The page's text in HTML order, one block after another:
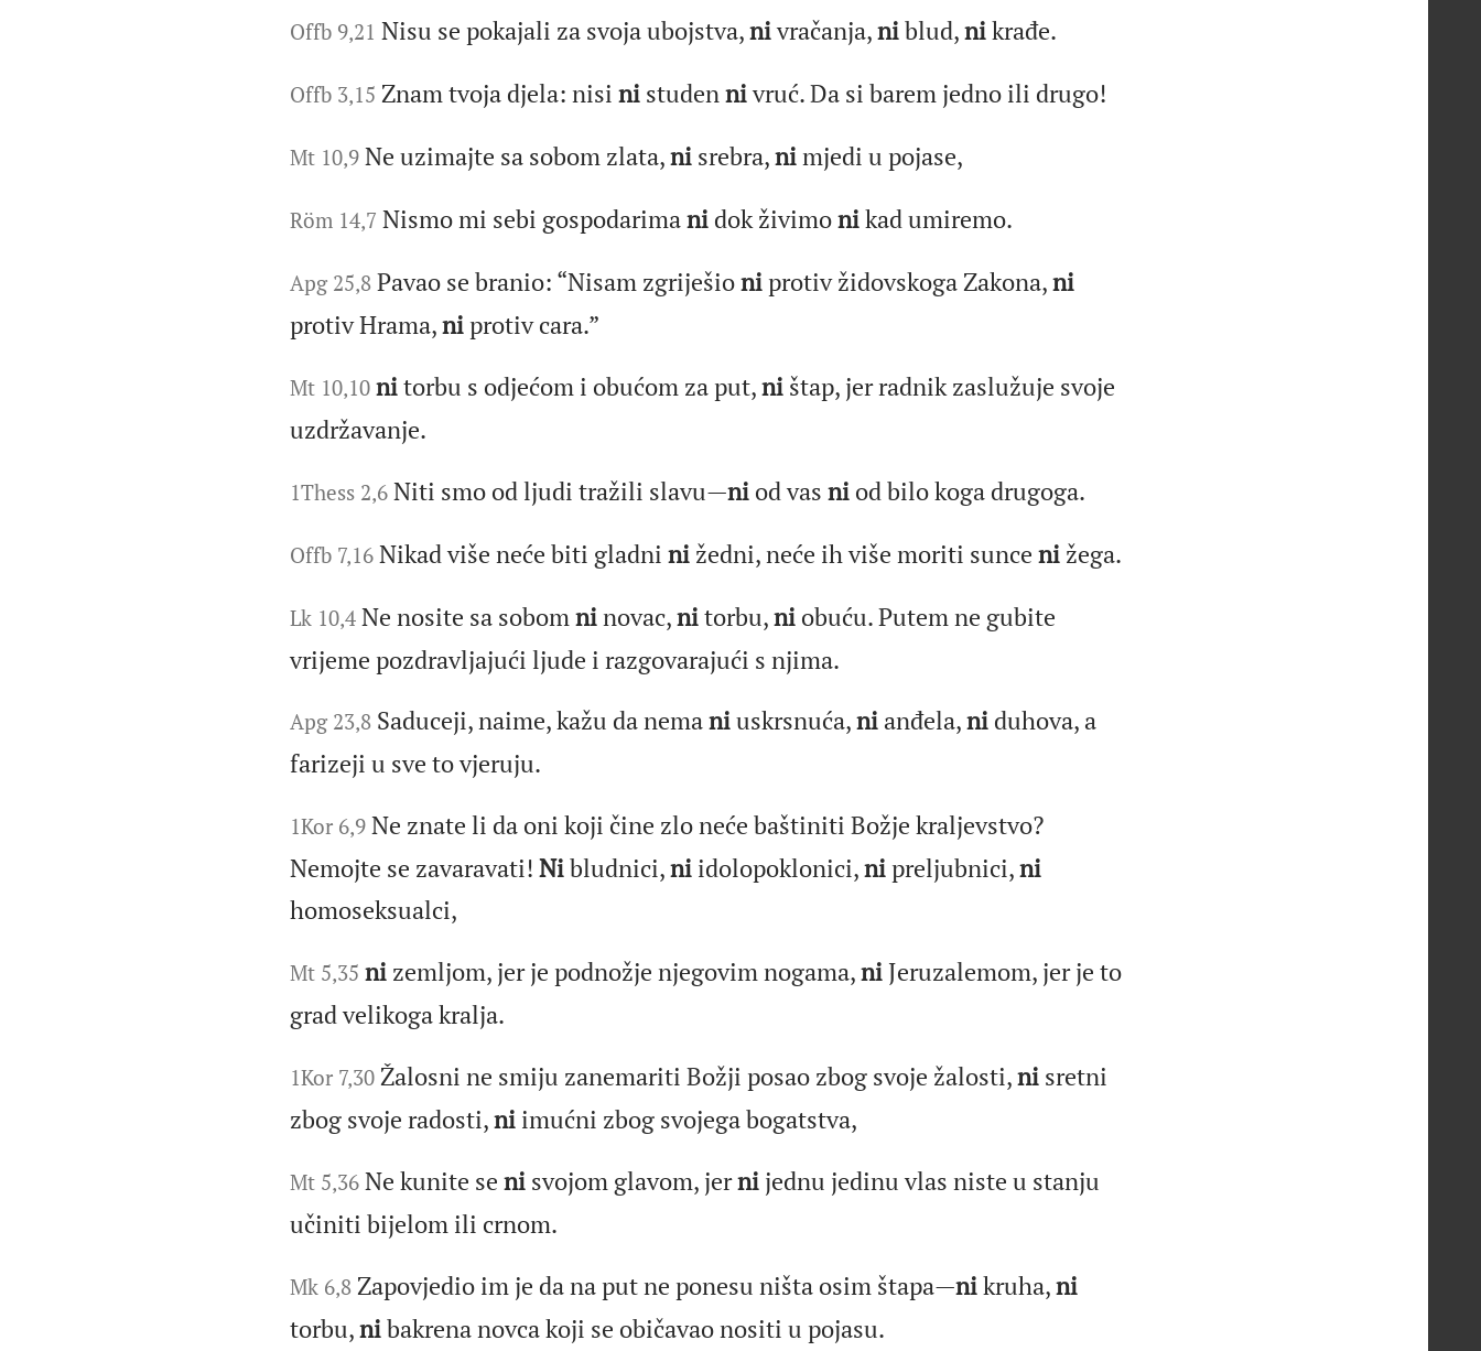
Offb 9,21 Nisu se pokajali za svoja ubojstva,nivračanja,niblud,nikrađe.
Offb 3,15 Znam tvoja djela: nisi nistudennivruć. Da si barem jedno ili drugo!
Mt 10,9 Ne uzimajte sa sobom zlata,nisrebra,nimjedi u pojase,
Röm 14,7 Nismo mi sebi gospodarimanidok živimonikad umiremo.
Apg 25,8 Pavao se branio: “Nisam zgriješioniprotiv židovskoga Zakona,ni
protiv Hrama,niprotiv cara.”
Mt 10,10 nitorbu s odjećom i obućom za put,ništap, jer radnik zaslužuje svoje
uzdržavanje.
1Thess 2,6 Niti smo od ljudi tražili slavu—ni od vas ni od bilo koga drugoga.
Offb 7,16 Nikad više neće biti gladni nižedni, neće ih više moriti sunce nižega.
Lk 10,4 Ne nosite sa sobom ninovac,nitorbu,niobuću. Putem ne gubite
vrijeme pozdravljajući ljude i razgovarajući s njima.
Apg 23,8 Saduceji, naime, kažu da nemaniuskrsnuća,nianđela,niduhova, a
farizeji u sve to vjeruju.
1Kor 6,9 Ne znate li da oni koji čine zlo neće baštiniti Božje kraljevstvo?
Nemojte se zavaravati! Nibludnici,niidolopoklonici,nipreljubnici,ni
homoseksualci,
Mt 5,35 nizemljom, jer je podnožje njegovim nogama,niJeruzalemom, jer je to
grad velikoga kralja.
1Kor 7,30 Žalosni ne smiju zanemariti Božji posao zbog svoje žalosti,nisretni
zbog svoje radosti,niimućni zbog svojega bogatstva,
Mt 5,36 Ne kunite se nisvojom glavom, jernijednu jedinu vlas niste u stanju
učiniti bijelom ili crnom.
Mk 6,8 Zapovjedio im je da na put ne ponesu ništa osim štapa—nikruha,ni
torbu,nibakrena novca koji se običavao nositi u pojasu.